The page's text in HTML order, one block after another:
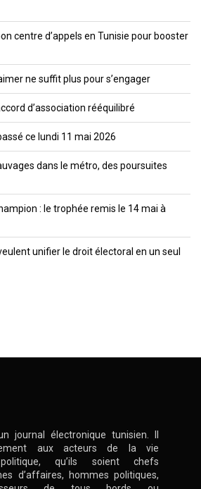
centre d’appels en Tunisie pour booster
ne suffit plus pour s’engager
d’association rééquilibré
ce lundi 11 mai 2026
dans le métro, des poursuites
: le trophée remis le 14 mai à
unifier le droit électoral en un seul
journal électronique tunisien. Il
aux acteurs de la vie
qu’ils soient chefs
d’affaires, hommes politiques,